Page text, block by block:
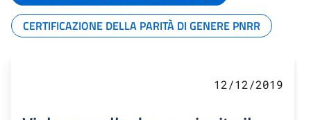
CERTIFICAZIONE DELLA PARITÀ DI GENERE PNRR
12/12/2019